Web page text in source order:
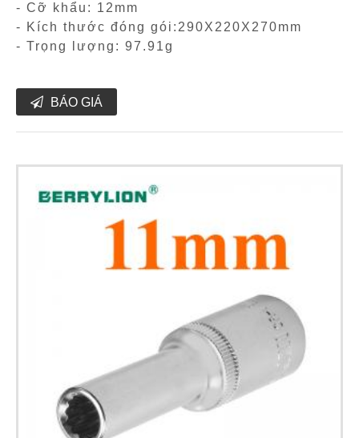
- Cỡ khẩu: 12mm
- Kích thước đóng gói:290X220X270mm
- Trọng lượng: 97.91g
BÁO GIÁ